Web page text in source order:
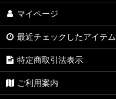
マイページ
最近チェックしたアイテム
特定商取引法表示
ご利用案内